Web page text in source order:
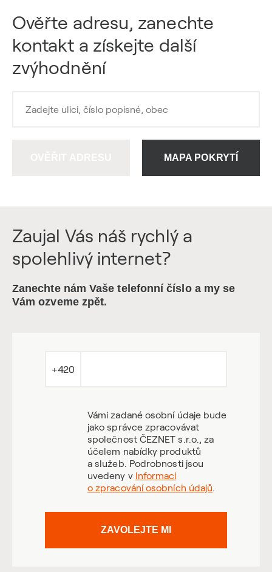
Ověřte adresu, zanechte
kontakt a získejte další
zvýhodnění
MAPA POKRYTÍ
Zaujal Vás náš rychlý a
spolehlivý internet?
Zanechte nám Vaše telefonní číslo a my se
Vám ozveme zpět.
+420
Vámi zadané osobní údaje bude
jako správce zpracovávat
společnost ČEZNET s.r.o., za
účelem nabídky produktů
a služeb. Podrobnosti jsou
uvedeny v Informaci
o zpracování osobních údajů.
ZAVOLEJTE MI